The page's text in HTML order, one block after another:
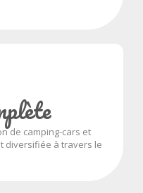
de camping-cars et
diversifiée à travers le